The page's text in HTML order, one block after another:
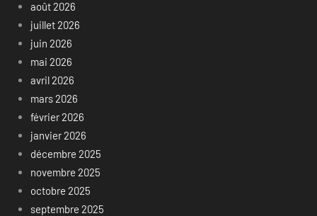
août 2026
juillet 2026
juin 2026
mai 2026
avril 2026
mars 2026
février 2026
janvier 2026
décembre 2025
novembre 2025
octobre 2025
septembre 2025